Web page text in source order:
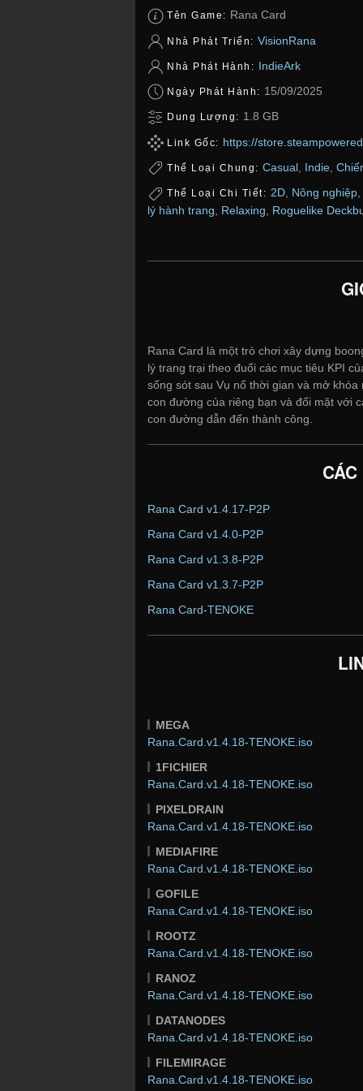
Tên Game: Rana Card
Nhà Phát Triển: VisionRana
Nhà Phát Hành: IndieArk
Ngày Phát Hành: 15/09/2025
Dung Lượng: 1.8 GB
Link Gốc: https://
Thể Loại Chung: Casual Indie
Thể Loại Chi Tiết: 2D, Nông nghiệp,
lý hành trang
Relaxing Roguelike
Rana Card là một trò chơi xây dựng
lý trang trại theo đuổi các mục tiêu KPI
sống sót sau Vụ nổ thời gian và mở
con đường của riêng bạn và đối mặt với
con đường dẫn đến thành công.
Rana Card v1.4.17-P2P
Rana Card v1.4.0-P2P
Rana Card v1.3.8-P2P
Rana Card v1.3.7-P2P
Rana Card-TENOKE
MEGA
Rana.Card.v1.4.18-TENOKE.iso
1FICHIER
Rana.Card.v1.4.18-TENOKE.iso
PIXELDRAIN
Rana.Card.v1.4.18-TENOKE.iso
MEDIAFIRE
Rana.Card.v1.4.18-TENOKE.iso
GOFILE
Rana.Card.v1.4.18-TENOKE.iso
ROOTZ
Rana.Card.v1.4.18-TENOKE.iso
RANOZ
Rana.Card.v1.4.18-TENOKE.iso
DATANODES
Rana.Card.v1.4.18-TENOKE.iso
FILEMIRAGE
Rana.Card.v1.4.18-TENOKE.iso